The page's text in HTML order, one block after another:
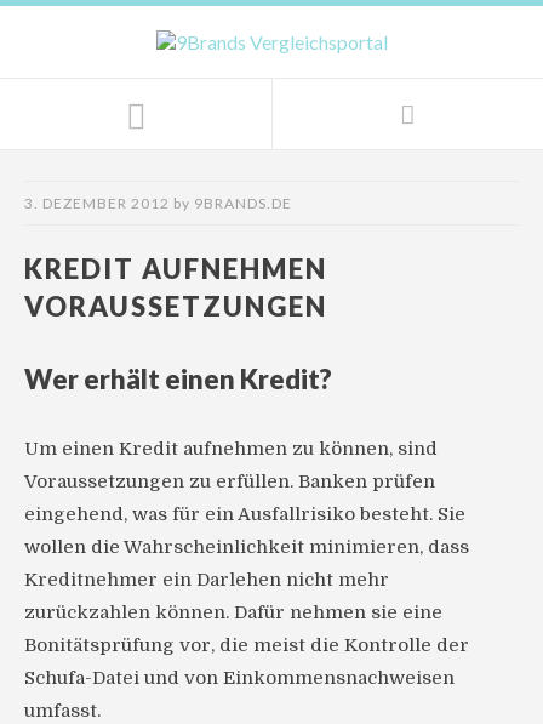
3. DEZEMBER 2012 by 9BRANDS.DE
KREDIT AUFNEHMEN
VORAUSSETZUNGEN
Wer erhält einen Kredit?
Um einen Kredit aufnehmen zu können, sind
Voraussetzungen zu erfüllen. Banken prüfen
eingehend, was für ein Ausfallrisiko besteht. Sie
wollen die Wahrscheinlichkeit minimieren, dass
Kreditnehmer ein Darlehen nicht mehr
zurückzahlen können. Dafür nehmen sie eine
Bonitätsprüfung vor, die meist die Kontrolle der
Schufa-Datei und von Einkommensnachweisen
umfasst.